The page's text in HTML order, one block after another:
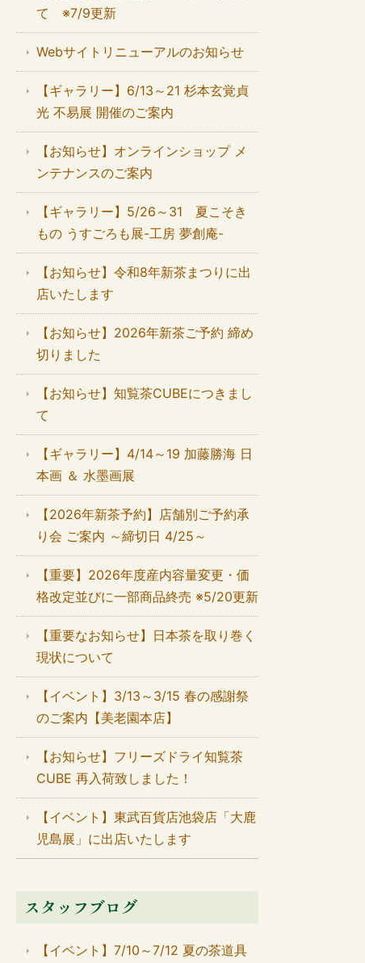
て ※7/9更新
Webサイトリニューアルのお知らせ
【ギャラリー】6/13～21 杉本玄覚貞
光 不易展 開催のご案内
【お知らせ】オンラインショップ メ
ンテナンスのご案内
【ギャラリー】5/26～31 夏こそき
もの うすごろも展-工房 夢創庵-
【お知らせ】令和8年新茶まつりに出
店いたします
【お知らせ】2026年新茶ご予約 締め
切りました
【お知らせ】知覧茶CUBEにつきまし
て
【ギャラリー】4/14～19 加藤勝海 日
本画 ＆ 水墨画展
【2026年新茶予約】店舗別ご予約承
り会 ご案内 ～締切日 4/25～
【重要】2026年度産内容量変更・価
格改定並びに一部商品終売 ※5/20更新
【重要なお知らせ】日本茶を取り巻く
現状について
【イベント】3/13～3/15 春の感謝祭
のご案内【美老園本店】
【お知らせ】フリーズドライ知覧茶
CUBE 再入荷致しました！
【イベント】東武百貨店池袋店「大鹿
児島展」に出店いたします
スタッフブログ
【イベント】7/10～7/12 夏の茶道具